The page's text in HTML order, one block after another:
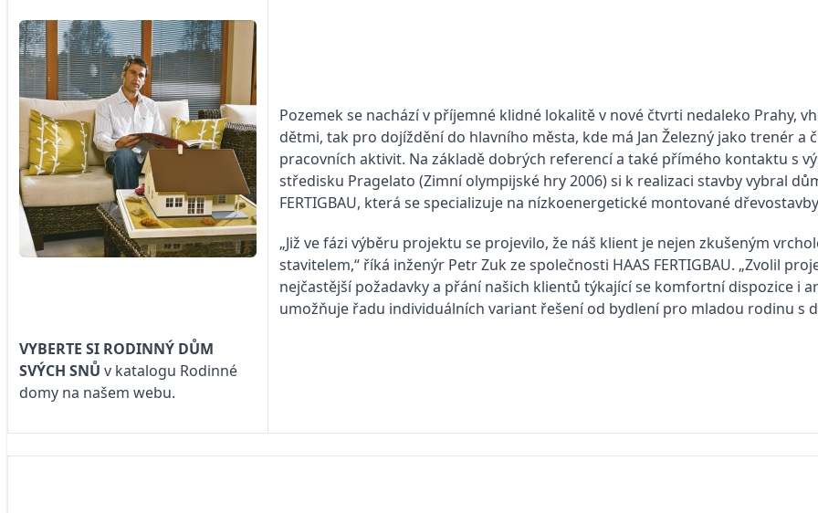
VYBERTE SI RODINNÝ DŮM
SVÝCH SNŮ v katalogu Rodinné
domy na našem webu.
Pozemek se nachází v příjemné klidné lokalitě v nové čtvrti nedaleko Prahy,
dětmi, tak pro dojíždění do hlavního města, kde má Jan Železný jako trenér a
pracovních aktivit. Na základě dobrých referencí a také přímého kontaktu s
středisku Pragelato (Zimní olympijské hry 2006) si k realizaci stavby vybral
FERTIGBAU, která se specializuje na nízkoenergetické montované
„Již ve fázi výběru projektu se projevilo, že náš klient je nejen zkušeným
stavitelem,“ říká inženýr Petr Zuk ze společnosti HAAS FERTIGBAU. „Zvolil
nejčastější požadavky a přání našich klientů týkající se komfortní dispozice i
umožňuje řadu individuálních variant řešení od bydlení pro mladou rodinu s